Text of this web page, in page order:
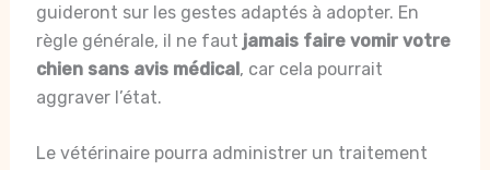
guideront sur les gestes adaptés à adopter. En
règle générale, il ne faut jamais faire vomir votre
chien sans avis médical, car cela pourrait
aggraver l’état.
Le vétérinaire pourra administrer un traitement